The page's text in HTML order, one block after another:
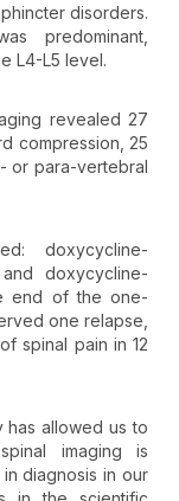
disorders.
predominant,
L4-L5 level.
revealed 27
compression, 25
or para-vertebral
doxycycline-
doxycycline-
end of the one-
one relapse,
spinal pain in 12
has allowed us to
imaging is
diagnosis in our